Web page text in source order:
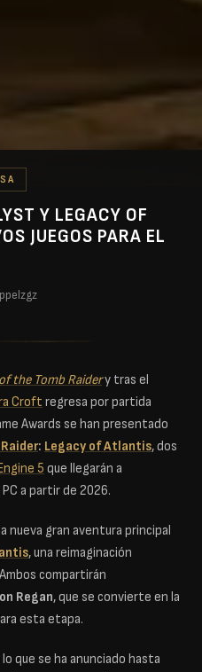
Y LEGACY OF
JUEGOS PARA EL
the Tomb Raidery tras el
Croft regresa por partida
Awards se han presentado
: Legacy of Atlantis, dos
5 que llegarán a
PC a partir de 2026.
nueva gran aventura principal
, una reimaginación
compartirán
Regan, que se convierte en la
esta etapa.
que se ha anunciado hasta